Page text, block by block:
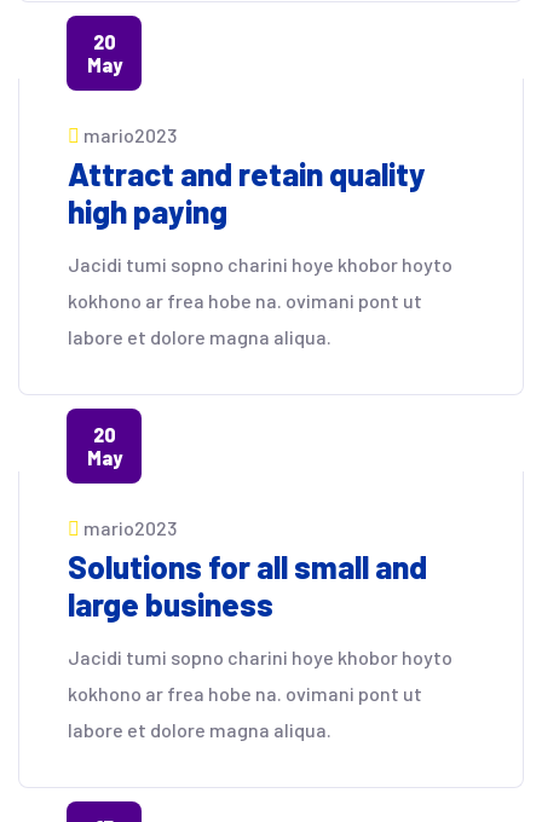
20
May
mario2023
Attract and retain quality
high paying
Jacidi tumi sopno charini hoye khobor hoyto
kokhono ar frea hobe na. ovimani pont ut
labore et dolore magna aliqua.
20
May
mario2023
Solutions for all small and
large business
Jacidi tumi sopno charini hoye khobor hoyto
kokhono ar frea hobe na. ovimani pont ut
labore et dolore magna aliqua.